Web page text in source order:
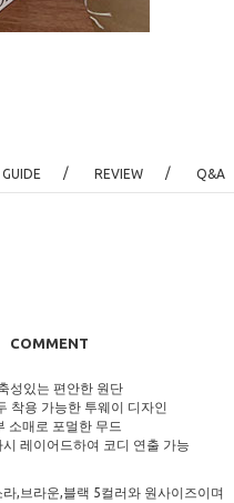
/ REVIEW / Q&A
COMMENT
성있는 편안한 원단
착용 가능한 투웨이 디자인
소매로 포멀한 무드
레이어드하여 코디 연출 가능
,브라운,블랙 5컬러와 원사이즈이며